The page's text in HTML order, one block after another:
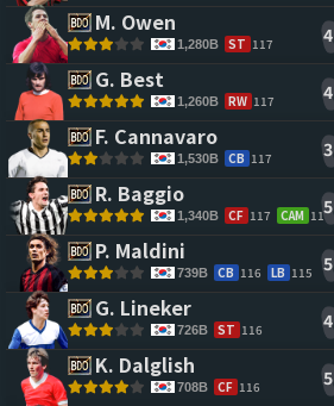
M. Owen
1,280B ST 117 4
G. Best
1,260B RW 117 4
F. Cannavaro
1,530B CB 117 3
R. Baggio
1,340B CF 117 CAM 117
5
P. Maldini
739B CB 116 LB 115 5
G. Lineker
726B ST 116 4
K. Dalglish
708B CF 116 5